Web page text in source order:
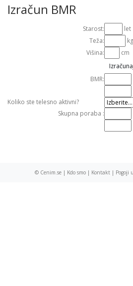
Izračun BMR
Starost:
let
Teža:
kg
Višina:
cm
BMR:
Koliko ste telesno aktivni?
Skupna poraba :
© Cenim.se | Kdo smo | Kontakt | Pogoji